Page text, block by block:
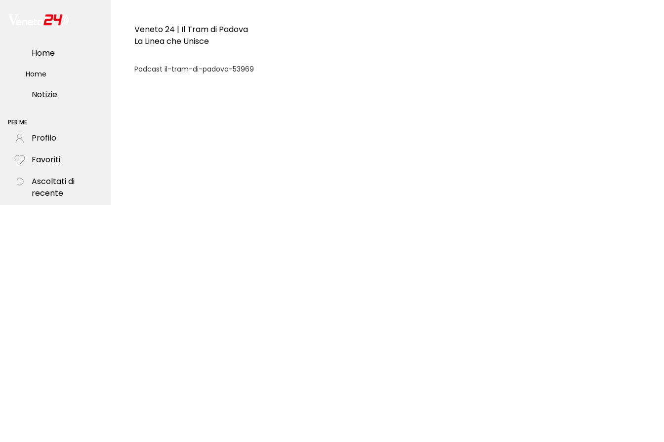
Home
Home
Notizie
PER ME
Profilo
Favoriti
Ascoltati di
recente
Veneto 24 | Il Tram di Padova
La Linea che Unisce
Podcast il-tram-di-padova-53969